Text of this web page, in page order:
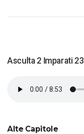
Asculta 2 Imparati 23
Alte Capitole